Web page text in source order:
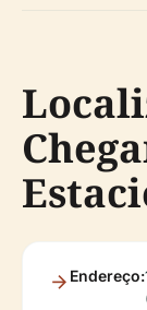
Endereço: